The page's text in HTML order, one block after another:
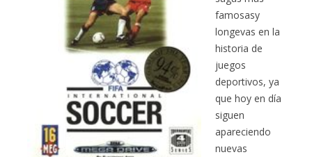
famosasy
longevas en la
historia de
juegos
deportivos, ya
que hoy en día
siguen
apareciendo
nuevas